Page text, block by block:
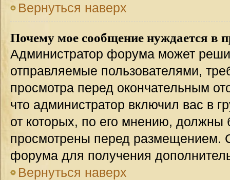
Вернуться наверх
Почему мое сообщение нуждается в
Администратор форума может
отправляемые пользователями,
просмотра перед окончательным
что администратор включил вас в
от которых, по его мнению, должны
просмотрены перед размещением.
форума для получения
Вернуться наверх